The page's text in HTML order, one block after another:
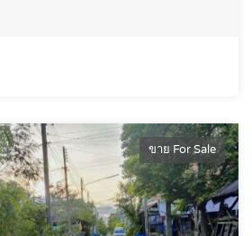
ขาย For Sale